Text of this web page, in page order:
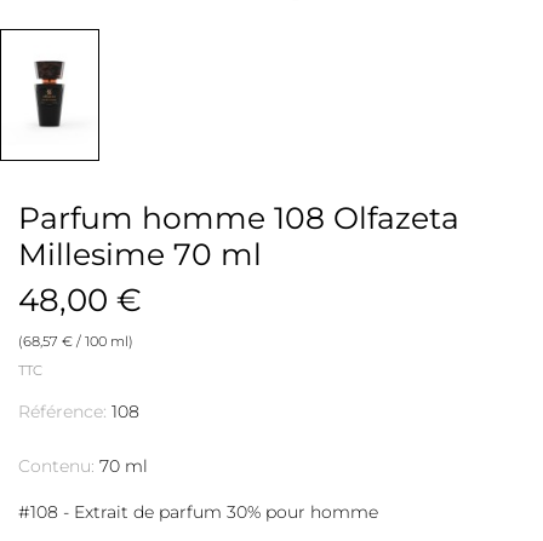
Parfum homme 108 Olfazeta
Millesime 70 ml
48,00 €
(68,57 € / 100 ml)
TTC
Référence: 108
Contenu: 70 ml
#108 - Extrait de parfum 30% pour homme